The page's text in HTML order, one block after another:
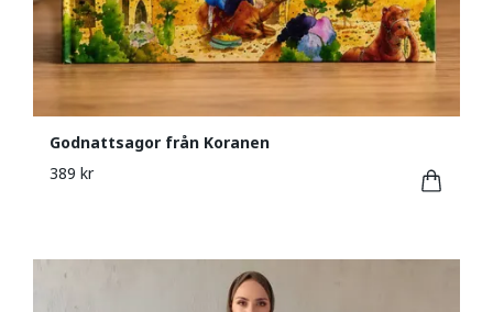
Godnattsagor från Koranen
389 kr